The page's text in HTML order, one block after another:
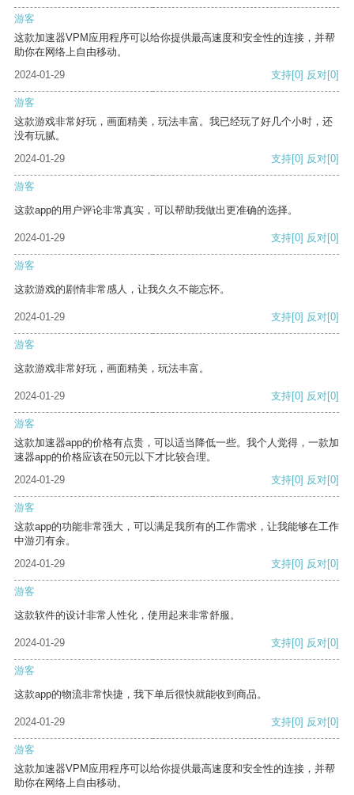
游客
这款加速器VPM应用程序可以给你提供最高速度和安全性的连接，并帮
助你在网络上自由移动。
2024-01-29
支持[0] 反对[0]
游客
这款游戏非常好玩，画面精美，玩法丰富。我已经玩了好几个小时，还
没有玩腻。
2024-01-29
支持[0] 反对[0]
游客
这款app的用户评论非常真实，可以帮助我做出更准确的选择。
2024-01-29 支持[0] 反对[0]
游客
这款游戏的剧情非常感人，让我久久不能忘怀。
2024-01-29 支持[0] 反对[0]
游客
这款游戏非常好玩，画面精美，玩法丰富。
2024-01-29 支持[0] 反对[0]
游客
这款加速器app的价格有点贵，可以适当降低一些。我个人觉得，一款加
速器app的价格应该在50元以下才比较合理。
2024-01-29
支持[0] 反对[0]
游客
这款app的功能非常强大，可以满足我所有的工作需求，让我能够在工作
中游刃有余。
2024-01-29
支持[0] 反对[0]
游客
这款软件的设计非常人性化，使用起来非常舒服。
2024-01-29 支持[0] 反对[0]
游客
这款app的物流非常快捷，我下单后很快就能收到商品。
2024-01-29 支持[0] 反对[0]
游客
这款加速器VPM应用程序可以给你提供最高速度和安全性的连接，并帮
助你在网络上自由移动。